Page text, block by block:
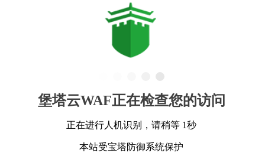
堡塔云WAF正在检查您的访问
正在进行人机识别，请稍等 1秒
本站受宝塔防御系统保护